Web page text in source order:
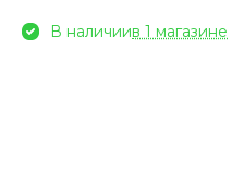
В наличиив 1 магазине